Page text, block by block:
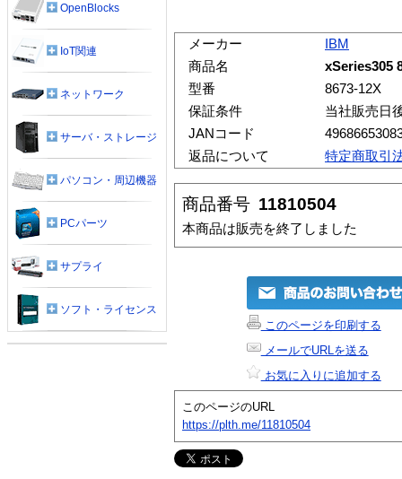
メーカー
IBM
商品名
xSeries305
型番
8673-12X
保証条件
当社販売日
JANコード
返品について
特定商取引
商品番号 11810504
本商品は販売を終了しました
このページを印刷する
メールでURLを送る
お気に入りに追加する
このページのURL
https://plth.me/11810504
OpenBlocks
IoT関連
ネットワーク
サーバ・ストレージ
パソコン・周辺機器
PCパーツ
サプライ
ソフト・ライセンス